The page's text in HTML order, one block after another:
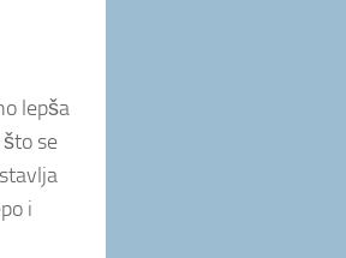
lepša
se
i